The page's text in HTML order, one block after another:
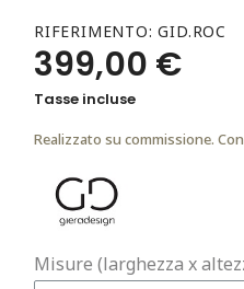
RIFERIMENTO GID.ROC
399,00 €
Tasse incluse
Realizzato su commissione.
Misure (larghezza x